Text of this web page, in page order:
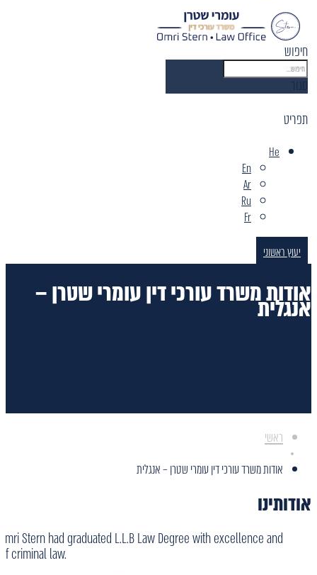
חיפוש
תפריט
He
En
Ar
Ru
Fr
יעוץ ראשוני
אודות משרד עורכי דין עומרי שטרן –
אנגלית
ראשי
אודות משרד עורכי דין עומרי שטרן – אנגלית
אודותינו
Stern had graduated L.L.B Law Degree with excellence and
criminal law.